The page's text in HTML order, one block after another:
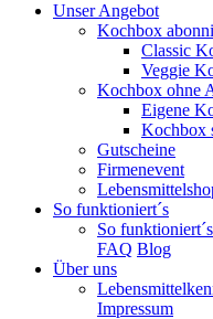
Unser Angebot
Kochbox
Classic
Veggie
Kochbox ohne
Eigene
Kochbox
Gutscheine
Firmenevent
So funktioniert´s
So funktioniert´s
FAQ Blog
Über uns
Impressum